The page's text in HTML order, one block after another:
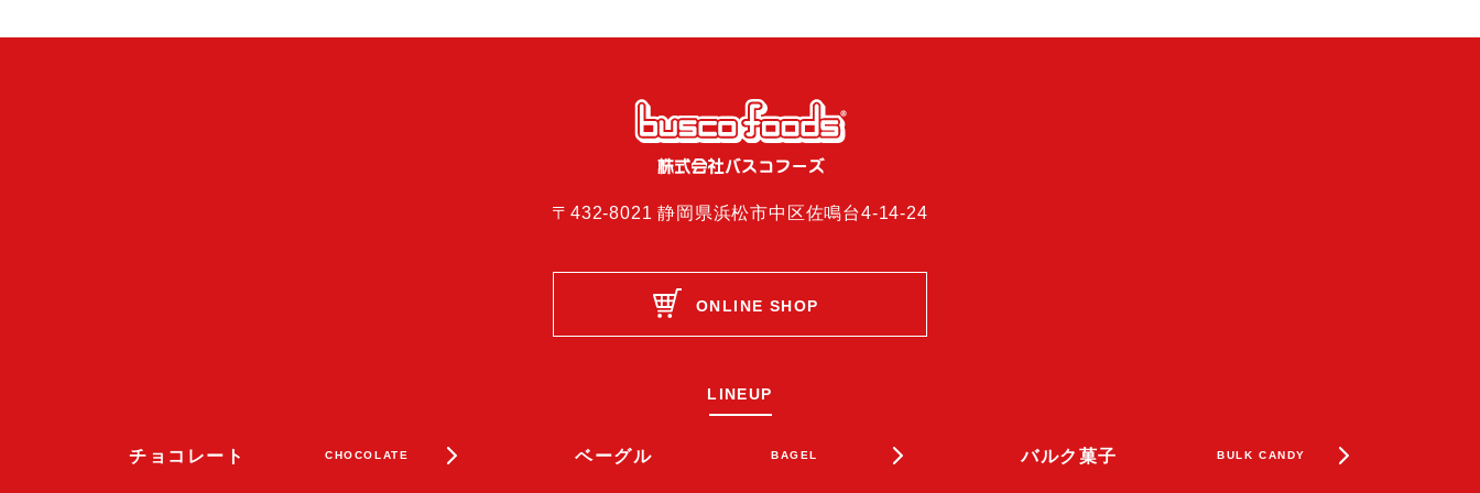
〒432-8021 静岡県浜松市中区佐鳴台4-14-24
ONLINE SHOP
LINEUP
チョコレート CHOCOLATE ベーグル BAGEL バルク菓子 BULK CANDY